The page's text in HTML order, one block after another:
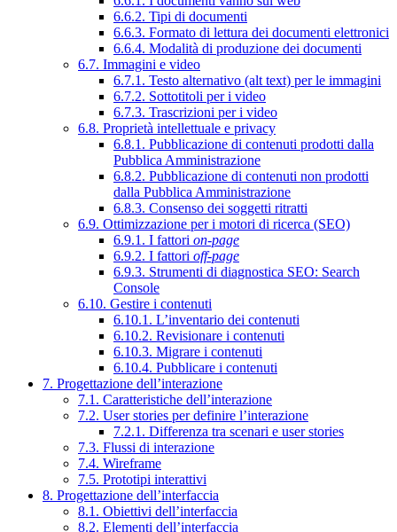
6.6.2. Tipi di documenti
6.6.3. Formato di lettura dei documenti elettronici
6.6.4. Modalità di produzione dei documenti
6.7. Immagini e video
6.7.1. Testo alternativo (alt text) per le immagini
6.7.2. Sottotitoli per i video
6.7.3. Trascrizioni per i video
6.8. Proprietà intellettuale e privacy
6.8.1. Pubblicazione di contenuti prodotti dalla
Pubblica Amministrazione
6.8.2. Pubblicazione di contenuti non prodotti
dalla Pubblica Amministrazione
6.8.3. Consenso dei soggetti ritratti
6.9. Ottimizzazione per i motori di ricerca (SEO)
6.9.1. I fattori on-page
6.9.2. I fattori off-page
6.9.3. Strumenti di diagnostica SEO: Search
Console
6.10. Gestire i contenuti
6.10.1. L’inventario dei contenuti
6.10.2. Revisionare i contenuti
6.10.3. Migrare i contenuti
6.10.4. Pubblicare i contenuti
7. Progettazione dell’interazione
7.1. Caratteristiche dell’interazione
7.2. User stories per definire l’interazione
7.2.1. Differenza tra scenari e user stories
7.3. Flussi di interazione
7.4. Wireframe
7.5. Prototipi interattivi
8. Progettazione dell’interfaccia
8.1. Obiettivi dell’interfaccia
8.2. Elementi dell’interfaccia